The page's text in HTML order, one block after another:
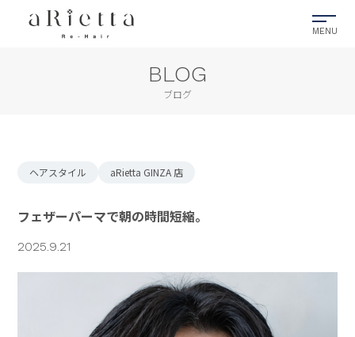
BLOG
ブログ
ヘアスタイル aRietta GINZA 店
フェザーパーマで朝の時間短縮。
2025.9.21